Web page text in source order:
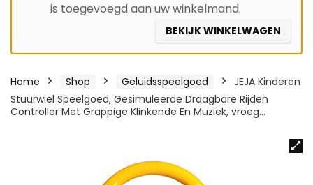
is toegevoegd aan uw winkelmand.
BEKIJK WINKELWAGEN
Home Shop Geluidsspeelgoed
JEJA Kinderen
Stuurwiel Speelgoed, Gesimuleerde Draagbare Rijden
Controller Met Grappige Klinkende En Muziek, vroeg…